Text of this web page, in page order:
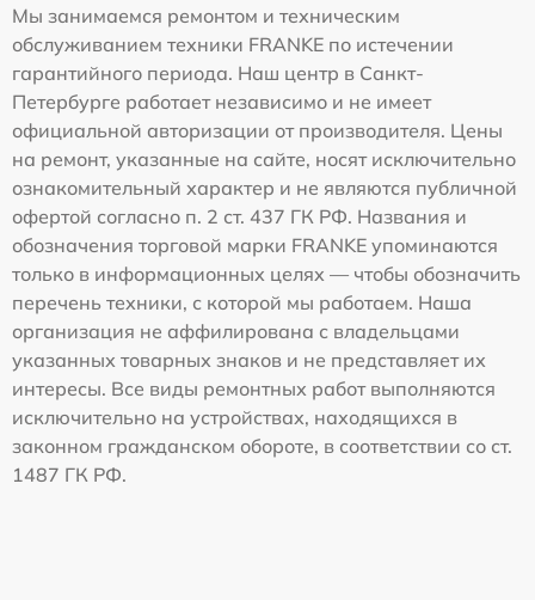
Мы занимаемся ремонтом и техническим
обслуживанием техники FRANKE по истечении
гарантийного периода. Наш центр в Санкт-
Петербурге работает независимо и не имеет
официальной авторизации от производителя. Цены
на ремонт, указанные на сайте, носят исключительно
ознакомительный характер и не являются публичной
офертой согласно п. 2 ст. 437 ГК РФ. Названия и
обозначения торговой марки FRANKE упоминаются
только в информационных целях — чтобы обозначить
перечень техники, с которой мы работаем. Наша
организация не аффилирована с владельцами
указанных товарных знаков и не представляет их
интересы. Все виды ремонтных работ выполняются
исключительно на устройствах, находящихся в
законном гражданском обороте, в соответствии со ст.
1487 ГК РФ.